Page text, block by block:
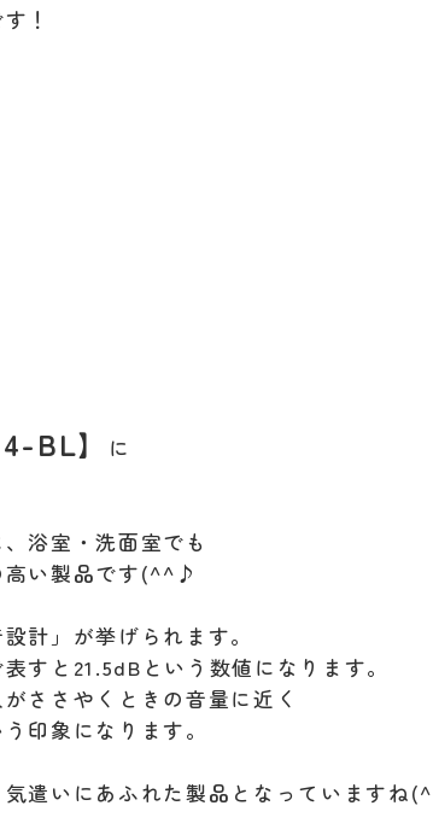
！
BL】
に
浴室・洗面室でも
高い製品です(^^♪
計」が挙げられます。
すと21.5dBという数値になります。
ささやくときの音量に近く
印象になります。
気遣いにあふれた製品となっていますね